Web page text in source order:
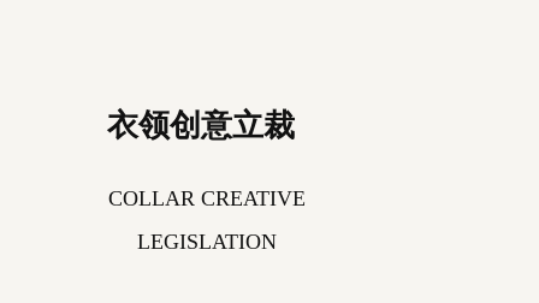
衣领创意立裁
COLLAR CREATIVE
LEGISLATION